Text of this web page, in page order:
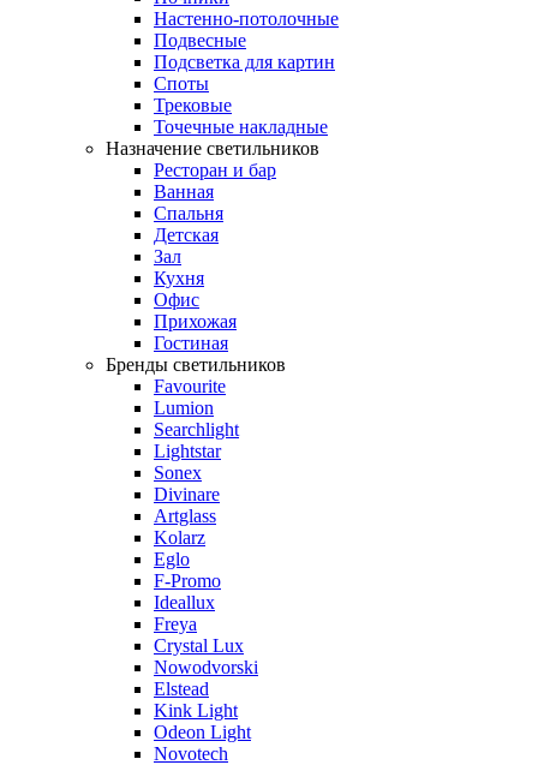
Настенно-потолочные
Подвесные
Подсветка для картин
Споты
Трековые
Точечные накладные
Назначение светильников
Ресторан и бар
Ванная
Спальня
Детская
Зал
Кухня
Офис
Прихожая
Гостиная
Бренды светильников
Favourite
Lumion
Searchlight
Lightstar
Sonex
Divinare
Artglass
Kolarz
Eglo
F-Promo
Ideallux
Freya
Crystal Lux
Nowodvorski
Elstead
Kink Light
Odeon Light
Novotech